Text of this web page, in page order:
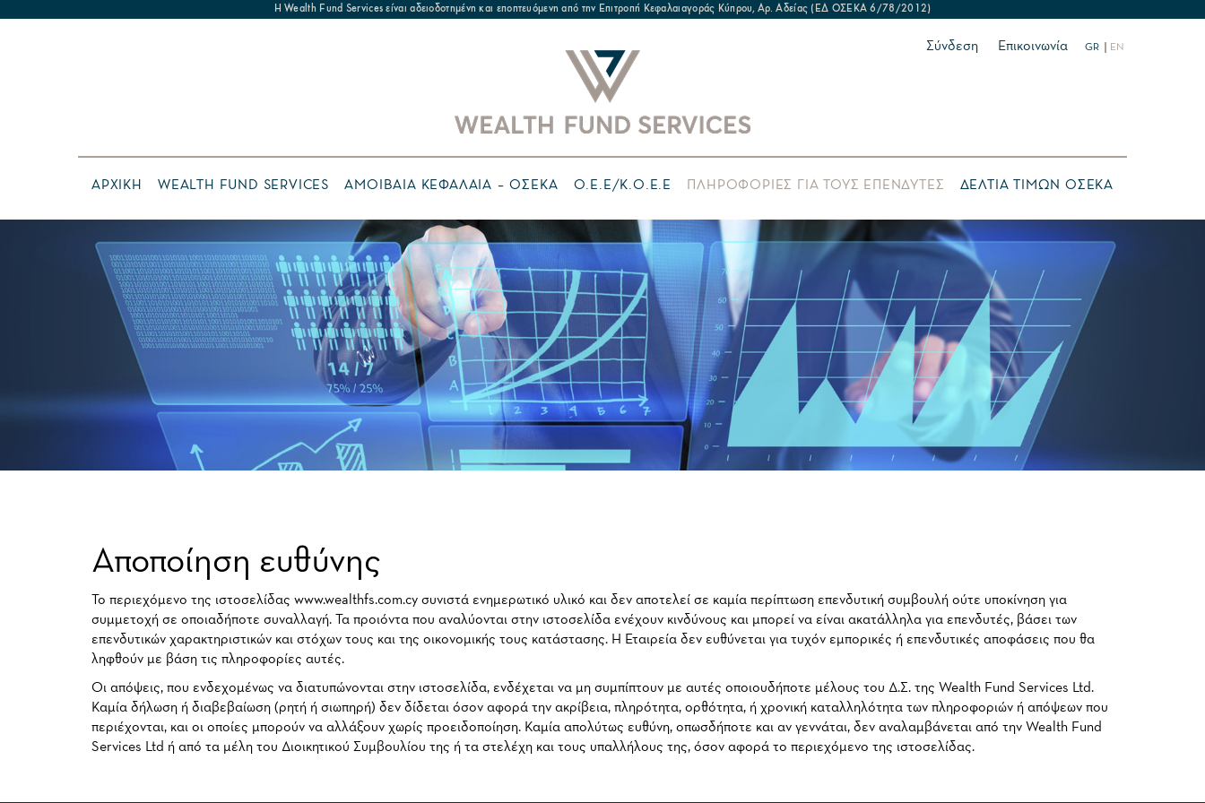
Η Wealth Fund Services είναι αδειοδοτημένη και εποπτευόμενη από την Επιτροπή Κεφαλαιαγοράς Κύπρου, Αρ. Αδείας (ΕΔ ΟΣΕΚΑ 6/78/2012)
GR EN
Επικοινωνία
Σύνδεση
ΑΡΧΙΚΗ WEALTH FUND SERVICES ΑΜΟΙΒΑΙΑ ΚΕΦΑΛΑΙΑ – ΟΣΕΚΑ Ο.Ε.Ε/Κ.Ο.Ε.Ε ΠΛΗΡΟΦΟΡΙΕΣ ΓΙΑ ΤΟΥΣ ΕΠΕΝΔΥΤΕΣ ΔΕΛΤΙΑ ΤΙΜΩΝ ΟΣΕΚΑ
Αποποίηση ευθύνης
Το περιεχόμενο της ιστοσελίδας www.wealthfs.com.cy συνιστά ενημερωτικό υλικό και δεν αποτελεί σε καμία περίπτωση επενδυτική συμβουλή ούτε υποκίνηση για
συμμετοχή σε οποιαδήποτε συναλλαγή. Τα προιόντα που αναλύονται στην ιστοσελίδα ενέχουν κινδύνους και μπορεί να είναι ακατάλληλα για επενδυτές, βάσει των
επενδυτικών χαρακτηριστικών και στόχων τους και της οικονομικής τους κατάστασης. Η Εταιρεία δεν ευθύνεται για τυχόν εμπορικές ή επενδυτικές αποφάσεις που θα
ληφθούν με βάση τις πληροφορίες αυτές.
Οι απόψεις, που ενδεχομένως να διατυπώνονται στην ιστοσελίδα, ενδέχεται να μη συμπίπτουν με αυτές οποιουδήποτε μέλους του Δ.Σ. της Wealth Fund Services Ltd.
Καμία δήλωση ή διαβεβαίωση (ρητή ή σιωπηρή) δεν δίδεται όσον αφορά την ακρίβεια, πληρότητα, ορθότητα, ή χρονική καταλληλότητα των πληροφοριών ή απόψεων που
περιέχονται, και οι οποίες μπορούν να αλλάξουν χωρίς προειδοποίηση. Καμία απολύτως ευθύνη, οπωσδήποτε και αν γεννάται, δεν αναλαμβάνεται από την Wealth Fund
Services Ltd ή από τα μέλη του Διοικητικού Συμβουλίου της ή τα στελέχη και τους υπαλλήλους της, όσον αφορά το περιεχόμενο της ιστοσελίδας.